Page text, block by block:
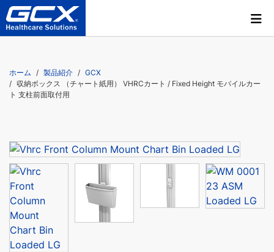
ホーム 製品紹介
GCX
収納ボックス （チャート紙用） VHRCカート / Fixed Height モバイルカー
ト 支柱前面取付用